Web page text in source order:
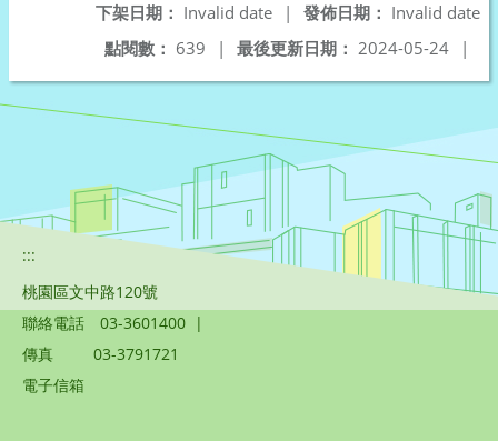
發佈日期： Invalid date
下架日期： Invalid date
|
最後更新日期： 2024-05-24 |
點閱數： 639 |
:::
桃園區文中路120號
聯絡電話
03-3601400 |
傳真
03-3791721
電子信箱